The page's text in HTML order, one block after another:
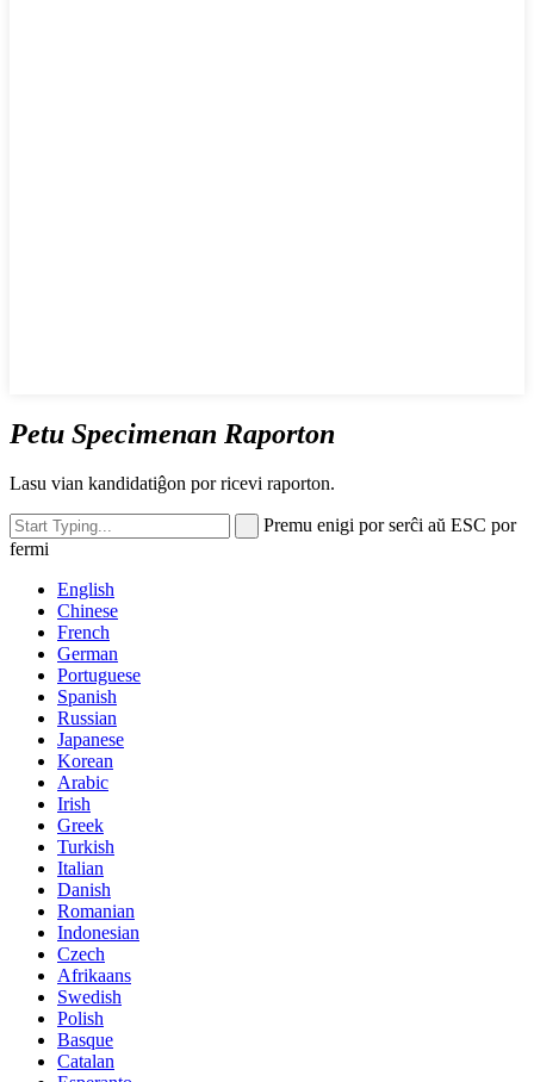
Petu Specimenan Raporton
Lasu vian kandidatiĝon por ricevi raporton.
Premu enigi por serĉi aŭ ESC por
fermi
English
Chinese
French
German
Portuguese
Spanish
Russian
Japanese
Korean
Arabic
Irish
Greek
Turkish
Italian
Danish
Romanian
Indonesian
Czech
Afrikaans
Swedish
Polish
Basque
Catalan